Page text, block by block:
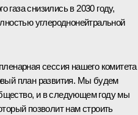
газа снизились в 2030 году,
углероднонейтральной
сессия нашего комитета
план развития. Мы будем
и в следующем году мы
позволит нам строить